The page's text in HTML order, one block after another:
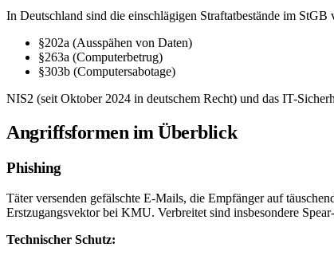
In Deutschland sind die einschlägigen Straftatbestände im StGB
§202a (Ausspähen von Daten)
§263a (Computerbetrug)
§303b (Computersabotage)
NIS2 (seit Oktober 2024 in deutschem Recht) und das IT-
Angriffsformen im Überblick
Phishing
Täter versenden gefälschte E-Mails, die Empfänger auf
Erstzugangsvektor bei KMU. Verbreitet sind insbesondere
Technischer Schutz: